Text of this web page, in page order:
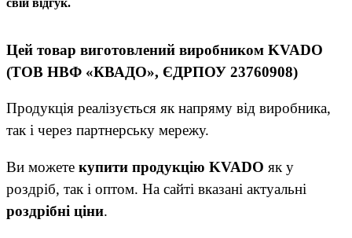
свій відгук.
Цей товар виготовлений виробником KVADO
(ТОВ НВФ «КВАДО», ЄДРПОУ 23760908)
Продукція реалізується як напряму від виробника,
так і через партнерську мережу.
Ви можете купити продукцію KVADO як у
роздріб, так і оптом. На сайті вказані актуальні
роздрібні ціни.